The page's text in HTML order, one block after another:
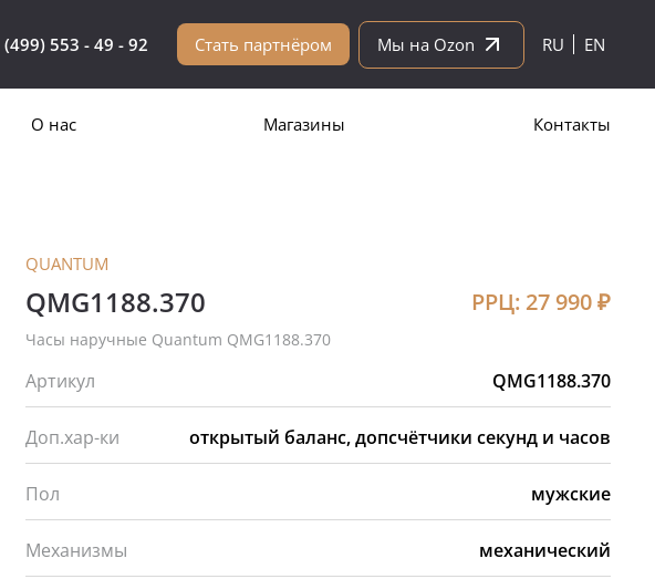
(499) 553 - 49 - 92 Стать партнёром Мы на Ozon RU EN
О нас Магазины Контакты
QUANTUM
QMG1188.370 РРЦ: 27 990₽
Часы наручные Quantum QMG1188.370
Артикул QMG1188.370
Доп.хар-ки открытый баланс, допсчётчики секунд и часов
Пол мужские
Механизмы механический